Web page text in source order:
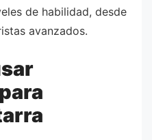
de habilidad, desde
avanzados.